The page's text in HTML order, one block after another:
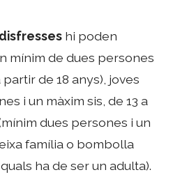
disfresses hi poden
mínim de dues persones
partir de 18 anys), joves
i un màxim sis, de 13 a
dues persones i un
família o bombolla
ha de ser un adulta).